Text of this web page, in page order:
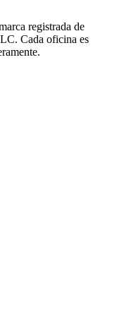
registrada de
Cada oficina es